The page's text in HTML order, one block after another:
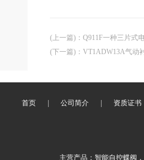
(上一篇) ： Q911F一种三片式
(下一篇) ： VT1ADW13A气动
首页 公司简介 资质证书
主营产品：智能自控蝶阀